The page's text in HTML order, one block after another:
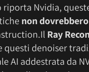
riporta Nvidia,
non
Ray
questi denoiser
AI addestrata da